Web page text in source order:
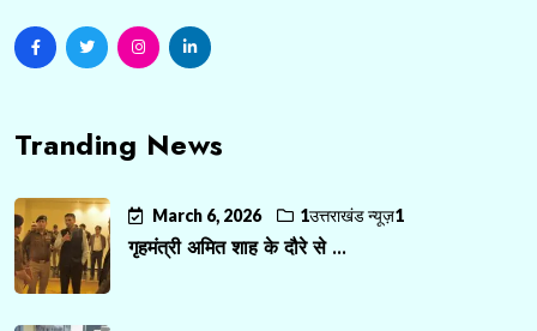
Tranding News
March 6, 2026 1उत्तराखंड न्यूज़1
गृहमंत्री अमित शाह के दौरे से ...